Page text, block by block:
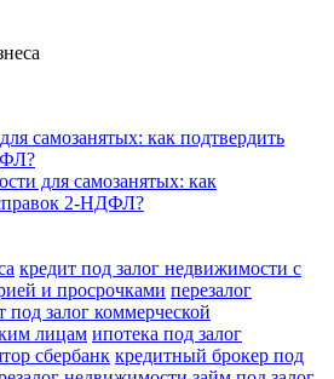
для самозанятых: как
2-НДФЛ?
кредит под залог недвижимости с
и просрочками перезалог
под залог коммерческой
лицам ипотека под залог
сбербанк кредитный брокер под